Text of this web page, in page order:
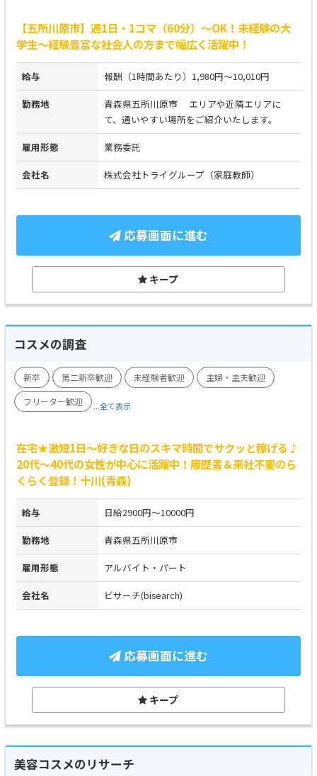
【五所川原市】週1日・1コマ（60分）～OK！未経験の大
学生～経験豊富な社会人の方まで幅広く活躍中！
給与 報酬（1時間あたり）1,980円～10,010円
勤務地
青森県五所川原市 エリアや近隣エリアに
て、通いやすい場所をご紹介いたします。
雇用形態 業務委託
会社名 株式会社トライグループ（家庭教師）
応募画面に進む
キープ
コスメの調査
新卒 第二新卒歓迎 未経験者歓迎
主婦・主夫歓迎
フリーター歓迎
...全て表示
在宅★激短1日～好きな日のスキマ時間でサクッと稼げる♪
20代～40代の女性が中心に活躍中！履歴書＆来社不要のら
くらく登録！十川(青森)
給与 日給2900円～10000円
勤務地 青森県五所川原市
雇用形態 アルバイト・パート
会社名 ビサーチ(bisearch)
応募画面に進む
キープ
美容コスメのリサーチ